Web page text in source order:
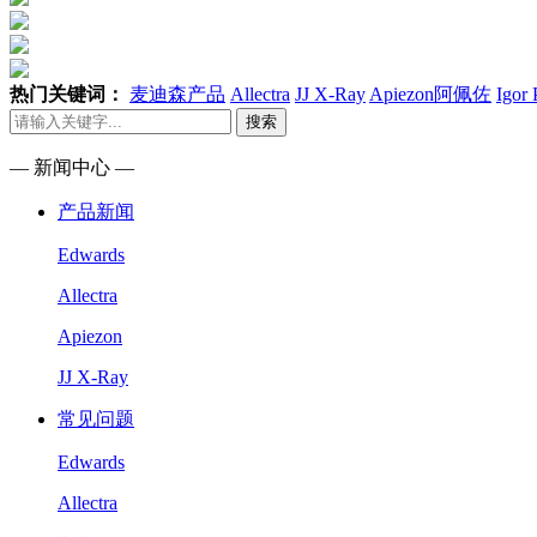
热门关键词： 麦迪森产品 Allectra JJ X-Ray Apiezon阿佩佐 Igor
搜索
— 新闻中心 —
产品新闻
Edwards
Allectra
Apiezon
JJ X-Ray
常见问题
Edwards
Allectra